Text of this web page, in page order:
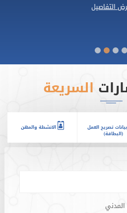
التفاصيل
الشريحة 1
الشريحة 2
الشريحة 3الشريحة 4
السريعة
بيانات تصريح العمل
(البطاقة)
الانشطة والمهن
المدني